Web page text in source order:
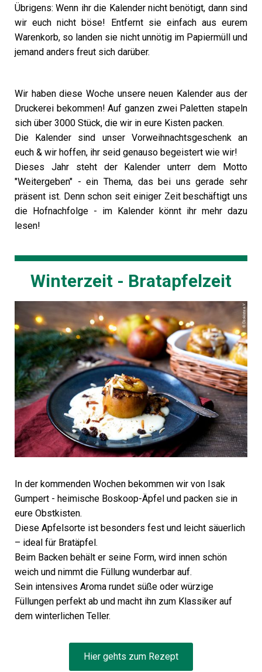
Übrigens: Wenn ihr die Kalender nicht benötigt, dann sind
wir euch nicht böse! Entfernt sie einfach aus eurem
Warenkorb, so landen sie nicht unnötig im Papiermüll und
jemand anders freut sich darüber.
Wir haben diese Woche unsere neuen Kalender aus der
Druckerei bekommen! Auf ganzen zwei Paletten stapeln
sich über 3000 Stück, die wir in eure Kisten packen.
Die Kalender sind unser Vorweihnachtsgeschenk an
euch & wir hoffen, ihr seid genauso begeistert wie wir!
Dieses Jahr steht der Kalender unterr dem Motto
"Weitergeben" - ein Thema, das bei uns gerade sehr
präsent ist. Denn schon seit einiger Zeit beschäftigt uns
die Hofnachfolge - im Kalender könnt ihr mehr dazu
lesen!
Winterzeit - Bratapfelzeit
In der kommenden Wochen bekommen wir von Isak
Gumpert - heimische Boskoop-Äpfel und packen sie in
eure Obstkisten.
Diese Apfelsorte ist besonders fest und leicht säuerlich
– ideal für Bratäpfel.
Beim Backen behält er seine Form, wird innen schön
weich und nimmt die Füllung wunderbar auf.
Sein intensives Aroma rundet süße oder würzige
Füllungen perfekt ab und macht ihn zum Klassiker auf
dem winterlichen Teller.
Hier gehts zum Rezept